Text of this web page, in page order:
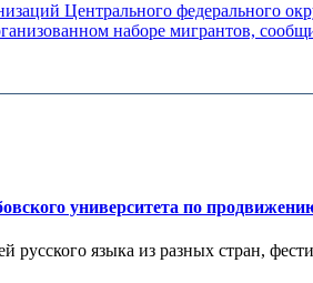
Центрального федерального
наборе мигрантов,
университета по
языка из разных стран,